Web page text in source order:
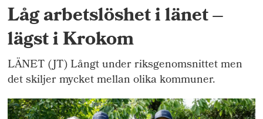
Låg arbetslöshet i länet –
lägst i Krokom
LÄNET (JT) Långt under riksgenomsnittet men
det skiljer mycket mellan olika kommuner.